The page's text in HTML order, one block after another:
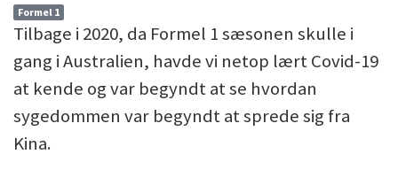
Formel 1
Tilbage i 2020, da Formel 1 sæsonen skulle i
gang i Australien, havde vi netop lært Covid-19
at kende og var begyndt at se hvordan
sygedommen var begyndt at sprede sig fra
Kina.